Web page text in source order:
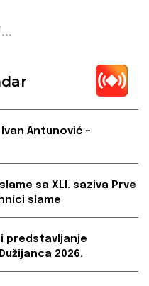
Antunović –
sa XLI. saziva Prve
slame
predstavljanje
2026.